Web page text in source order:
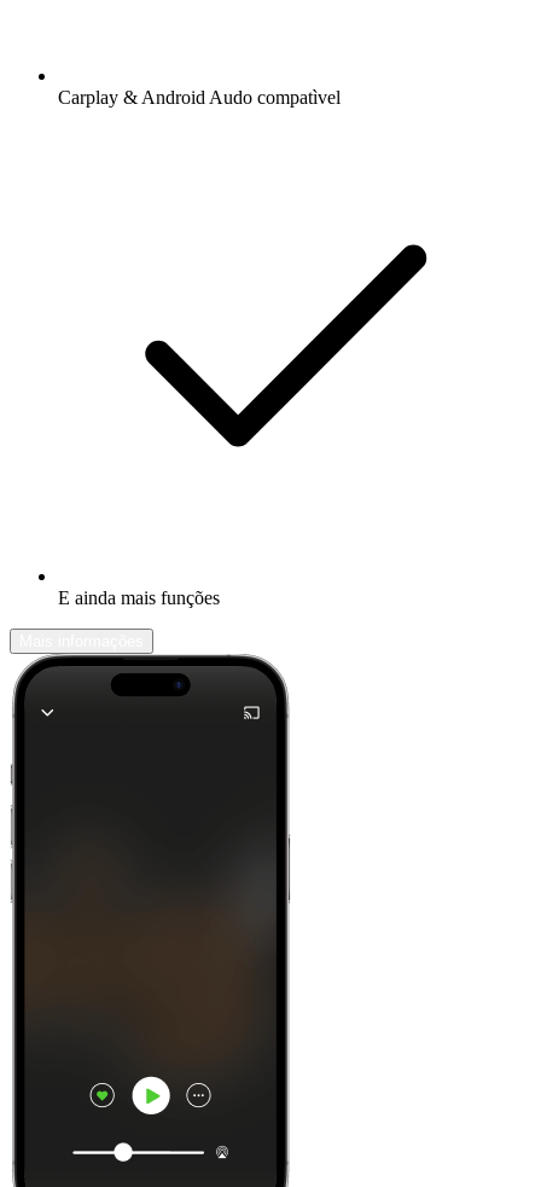
Carplay & Android Audo compatìvel
E ainda mais funções